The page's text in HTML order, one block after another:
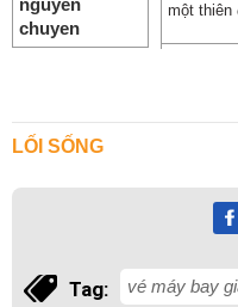
một thiên
LỐI SỐNG
Tag: vé máy bay